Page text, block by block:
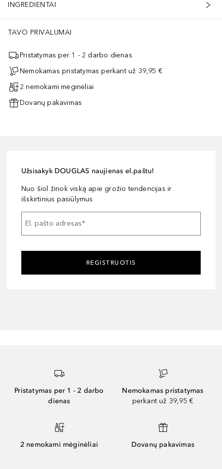
INGREDIENTAI
TAVO PRIVALUMAI
Pristatymas per 1 - 2 darbo dienas
Nemokamas pristatymas perkant už 39,95 €
2 nemokami mėginėliai
Dovanų pakavimas
Užsisakyk DOUGLAS naujienas el.paštu!
Nuo šiol žinok viską apie grožio tendencijas ir
išskirtinius pasiūlymus
El. pašto adresas*
REGISTRUOTIS
Pristatymas per 1 - 2 darbo
dienas
Nemokamas pristatymas
perkant už 39,95 €
2 nemokami mėginėliai Dovanų pakavimas